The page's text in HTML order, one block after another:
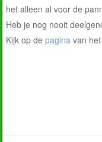
het alleen al voor de
Heb je nog nooit
Kijk op depagina van